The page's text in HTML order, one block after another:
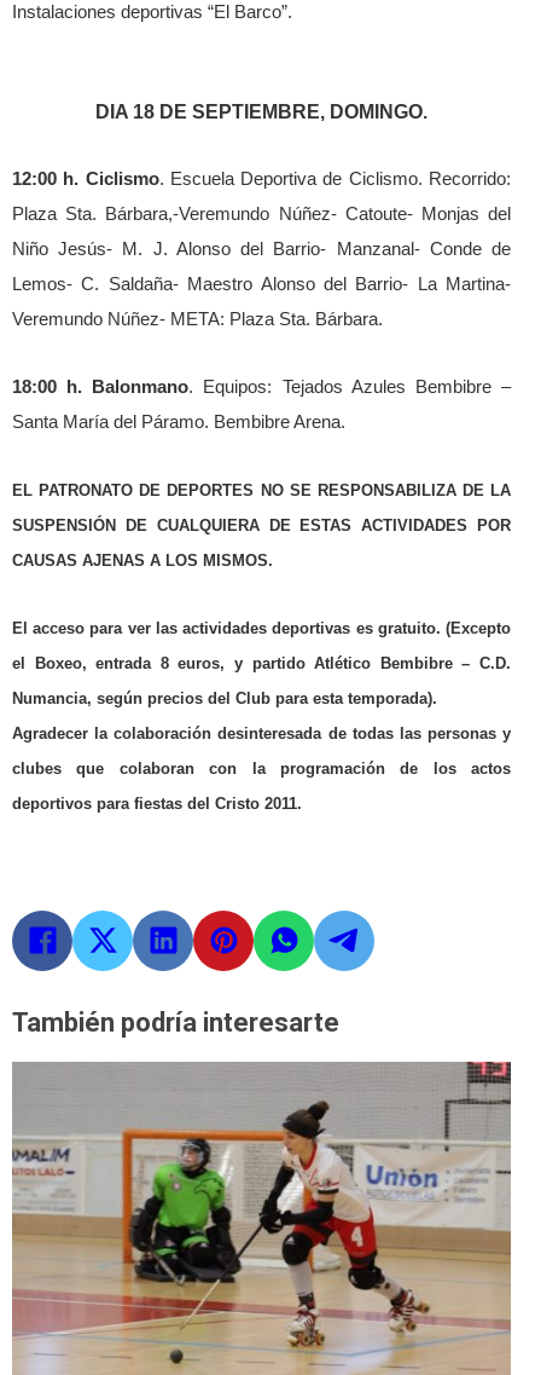
Instalaciones deportivas “El Barco”.
DIA 18 DE SEPTIEMBRE, DOMINGO.
12:00 h. Ciclismo. Escuela Deportiva de Ciclismo. Recorrido:
Plaza Sta. Bárbara,-Veremundo Núñez- Catoute- Monjas del
Niño Jesús- M. J. Alonso del Barrio- Manzanal- Conde de
Lemos- C. Saldaña- Maestro Alonso del Barrio- La Martina-
Veremundo Núñez- META: Plaza Sta. Bárbara.
18:00 h. Balonmano. Equipos: Tejados Azules Bembibre –
Santa María del Páramo. Bembibre Arena.
EL PATRONATO DE DEPORTES NO SE RESPONSABILIZA DE LA
SUSPENSIÓN DE CUALQUIERA DE ESTAS ACTIVIDADES POR
CAUSAS AJENAS A LOS MISMOS.
El acceso para ver las actividades deportivas es gratuito. (Excepto
el Boxeo, entrada 8 euros, y partido Atlético Bembibre – C.D.
Numancia, según precios del Club para esta temporada).
Agradecer la colaboración desinteresada de todas las personas y
clubes que colaboran con la programación de los actos
deportivos para fiestas del Cristo 2011.
También podría interesarte